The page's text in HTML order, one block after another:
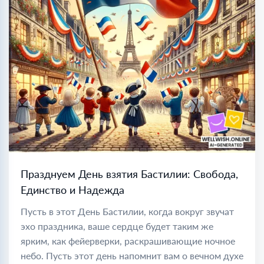
Празднуем День взятия Бастилии: Свобода,
Единство и Надежда
Пусть в этот День Бастилии, когда вокруг звучат
эхо праздника, ваше сердце будет таким же
ярким, как фейерверки, раскрашивающие ночное
небо. Пусть этот день напомнит вам о вечном духе